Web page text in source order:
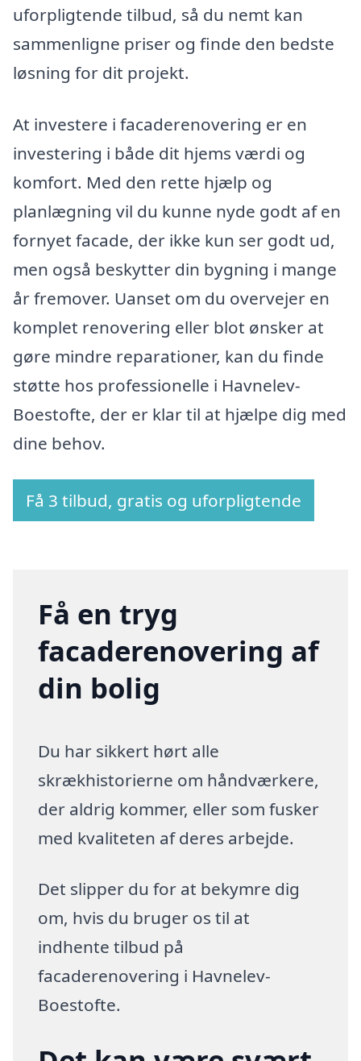
uforpligtende tilbud, så du nemt kan
sammenligne priser og finde den bedste
løsning for dit projekt.
At investere i facaderenovering er en
investering i både dit hjems værdi og
komfort. Med den rette hjælp og
planlægning vil du kunne nyde godt af en
fornyet facade, der ikke kun ser godt ud,
men også beskytter din bygning i mange
år fremover. Uanset om du overvejer en
komplet renovering eller blot ønsker at
gøre mindre reparationer, kan du finde
støtte hos professionelle i Havnelev-
Boestofte, der er klar til at hjælpe dig med
dine behov.
Få 3 tilbud, gratis og uforpligtende
Få en tryg
facaderenovering af
din bolig
Du har sikkert hørt alle
skrækhistorierne om håndværkere,
der aldrig kommer, eller som fusker
med kvaliteten af deres arbejde.
Det slipper du for at bekymre dig
om, hvis du bruger os til at
indhente tilbud på
facaderenovering i Havnelev-
Boestofte.